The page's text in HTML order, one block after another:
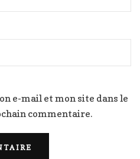
e-mail et mon site dans le
commentaire.